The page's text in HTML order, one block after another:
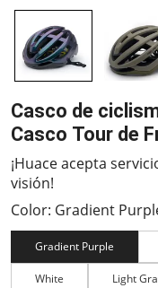
Casco de
Casco Tour de
¡Huace acepta
visión!
Color: Gradient
Gradient Purple
White Light